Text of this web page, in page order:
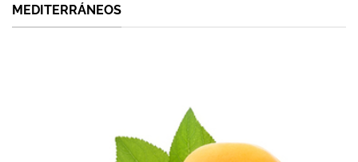
MEDITERRÁNEOS